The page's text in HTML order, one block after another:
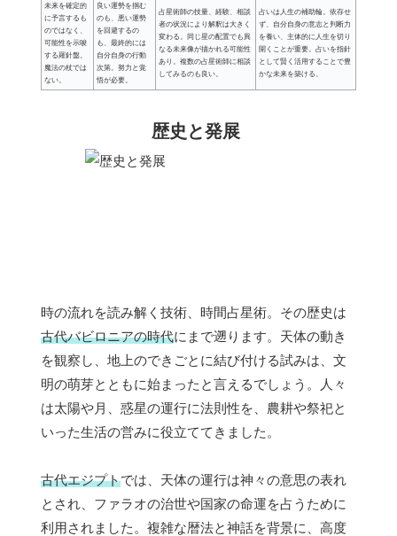
未来を確定的
に予言するも
のではなく、
可能性を示唆
する羅針盤。
魔法の杖では
ない。
良い運勢を掴む
のも、悪い運勢
を回避するの
も、最終的には
自分自身の行動
次第。努力と覚
悟が必要。
占星術師の技量、経験、相談
者の状況により解釈は大きく
変わる。同じ星の配置でも異
なる未来像が描かれる可能性
あり。複数の占星術師に相談
してみるのも良い。
占いは人生の補助輪。依存せ
ず、自分自身の意志と判断力
を養い、主体的に人生を切り
開くことが重要。占いを指針
として賢く活用することで豊
かな未来を築ける。
歴史と発展
時の流れを読み解く技術、時間占星術。その歴史は
古代バビロニアの時代にまで遡ります。天体の動き
を観察し、地上のできごとに結び付ける試みは、文
明の萌芽とともに始まったと言えるでしょう。人々
は太陽や月、惑星の運行に法則性を、農耕や祭祀と
いった生活の営みに役立ててきました。
古代エジプトでは、天体の運行は神々の意思の表れ
とされ、ファラオの治世や国家の命運を占うために
利用されました。複雑な暦法と神話を背景に、高度